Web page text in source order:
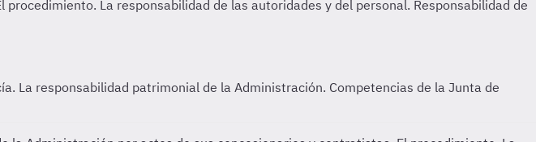
La responsabilidad patrimonial de la Administración. Competencias de la Junta de